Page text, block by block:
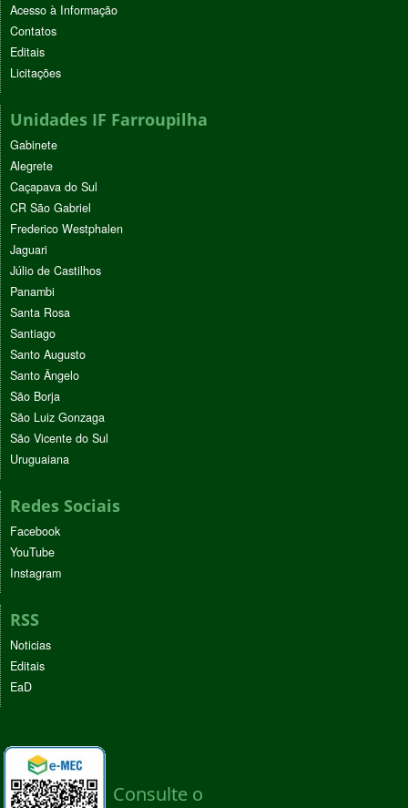
Acesso à Informação
Contatos
Editais
Licitações
Unidades IF Farroupilha
Gabinete
Alegrete
Caçapava do Sul
CR São Gabriel
Frederico Westphalen
Jaguari
Júlio de Castilhos
Panambi
Santa Rosa
Santiago
Santo Augusto
Santo Ângelo
São Borja
São Luiz Gonzaga
São Vicente do Sul
Uruguaiana
Redes Sociais
Facebook
YouTube
Instagram
RSS
Noticias
Editais
EaD